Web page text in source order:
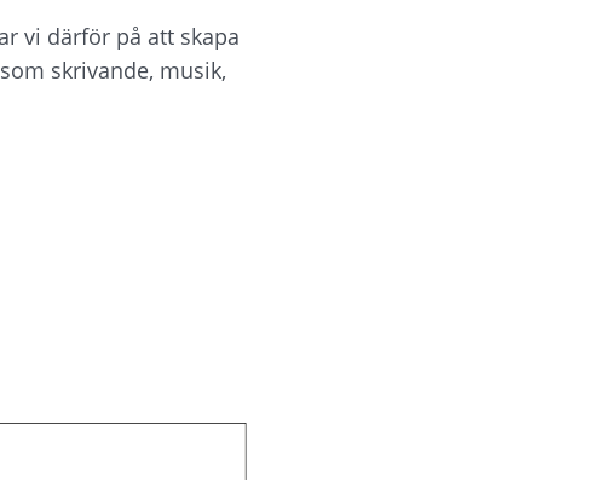
vi därför på att skapa
skrivande, musik,